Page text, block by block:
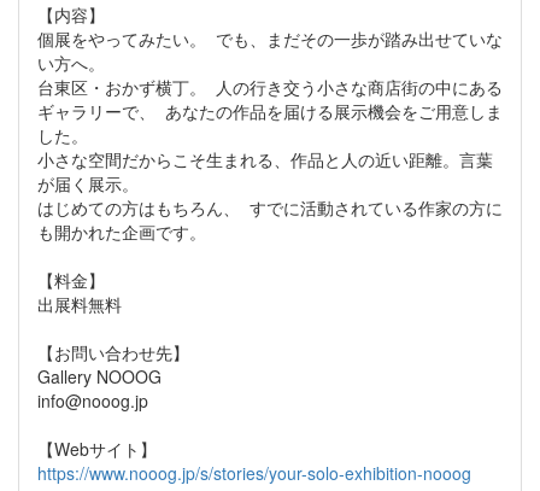
【内容】
個展をやってみたい。 でも、まだその一歩が踏み出せていな
い方へ。
台東区・おかず横丁。 人の行き交う小さな商店街の中にある
ギャラリーで、 あなたの作品を届ける展示機会をご用意しま
した。
小さな空間だからこそ生まれる、作品と人の近い距離。言葉
が届く展示。
はじめての方はもちろん、 すでに活動されている作家の方に
も開かれた企画です。
【料金】
出展料無料
【お問い合わせ先】
Gallery NOOOG
info@nooog.jp
【Webサイト】
https://www.nooog.jp/s/stories/your-solo-exhibition-nooog